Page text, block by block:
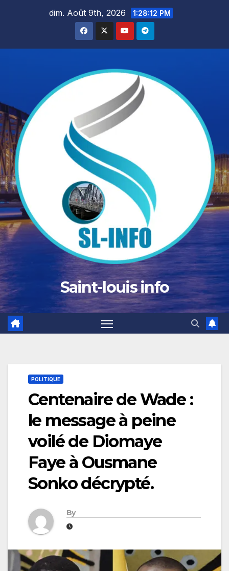
dim. Août 9th, 2026 1:28:13 PM
Saint-louis info
POLITIQUE
Centenaire de Wade :
le message à peine
voilé de Diomaye
Faye à Ousmane
Sonko décrypté.
By